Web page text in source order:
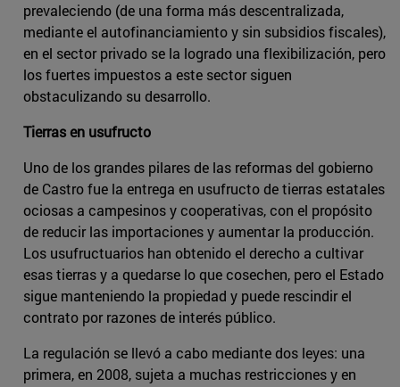
prevaleciendo (de una forma más descentralizada,
mediante el autofinanciamiento y sin subsidios fiscales),
en el sector privado se la logrado una flexibilización, pero
los fuertes impuestos a este sector siguen
obstaculizando su desarrollo.
Tierras en usufructo
Uno de los grandes pilares de las reformas del gobierno
de Castro fue la entrega en usufructo de tierras estatales
ociosas a campesinos y cooperativas, con el propósito
de reducir las importaciones y aumentar la producción.
Los usufructuarios han obtenido el derecho a cultivar
esas tierras y a quedarse lo que cosechen, pero el Estado
sigue manteniendo la propiedad y puede rescindir el
contrato por razones de interés público.
La regulación se llevó a cabo mediante dos leyes: una
primera, en 2008, sujeta a muchas restricciones y en